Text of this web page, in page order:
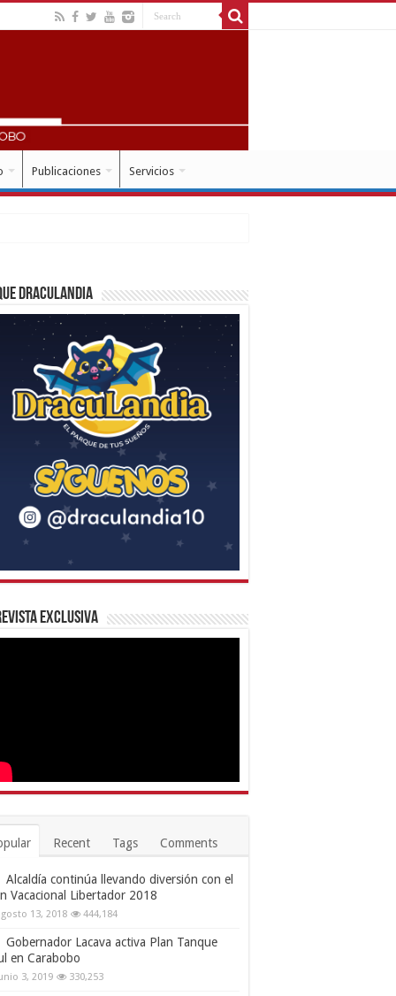
Publicaciones Servicios
Draculandia
Exclusiva
Recent Tags Comments
Alcaldía continúa llevando diversión con el
Vacacional Libertador 2018
13, 2018 444,184
Gobernador Lacava activa Plan Tanque
en Carabobo
3, 2019 330,253